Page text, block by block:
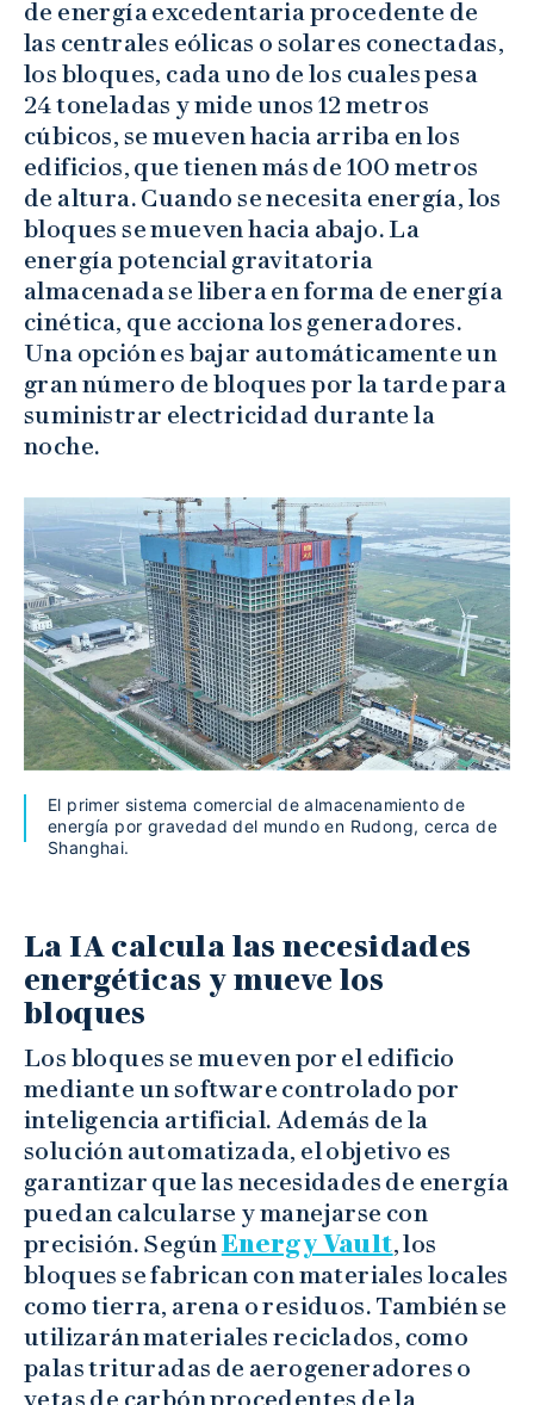
de energía excedentaria procedente de
las centrales eólicas o solares conectadas,
los bloques, cada uno de los cuales pesa
24 toneladas y mide unos 12 metros
cúbicos, se mueven hacia arriba en los
edificios, que tienen más de 100 metros
de altura. Cuando se necesita energía, los
bloques se mueven hacia abajo. La
energía potencial gravitatoria
almacenada se libera en forma de energía
cinética, que acciona los generadores.
Una opción es bajar automáticamente un
gran número de bloques por la tarde para
suministrar electricidad durante la
noche.
El primer sistema comercial de almacenamiento de
energía por gravedad del mundo en Rudong, cerca de
Shanghai.
La IA calcula las necesidades
energéticas y mueve los
bloques
Los bloques se mueven por el edificio
mediante un software controlado por
inteligencia artificial. Además de la
solución automatizada, el objetivo es
garantizar que las necesidades de energía
puedan calcularse y manejarse con
precisión. SegúnEnergy Vault, los
bloques se fabrican con materiales locales
como tierra, arena o residuos. También se
utilizarán materiales reciclados, como
palas trituradas de aerogeneradores o